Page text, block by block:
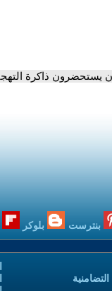
بنترست بلوكر